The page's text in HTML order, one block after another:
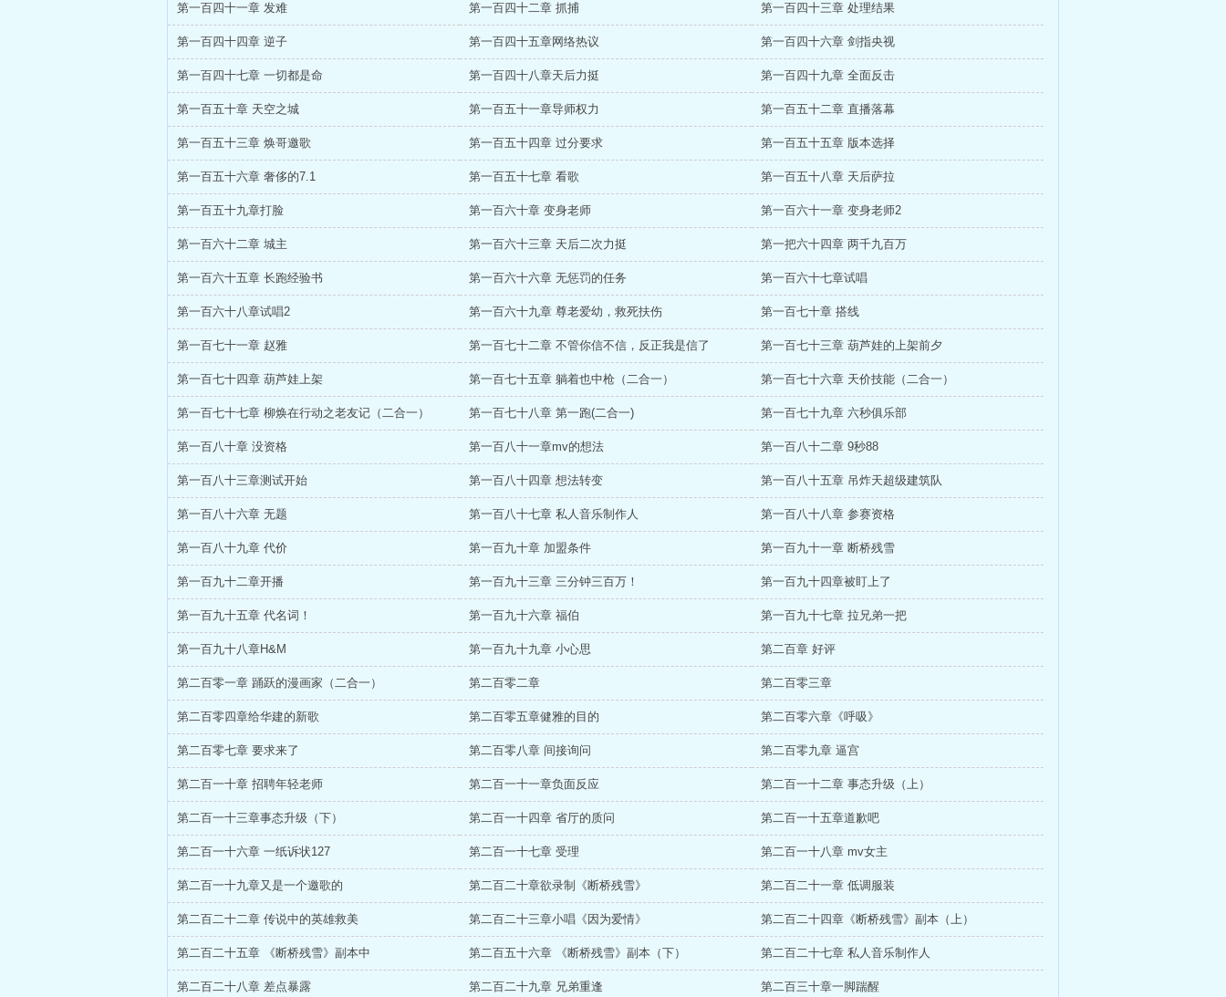
第一百四十一章 发难 第一百四十二章 抓捕 第一百四十三章 处理结果
第一百四十四章 逆子 第一百四十五章网络热议 第一百四十六章 剑指央视
第一百四十七章 一切都是命 第一百四十八章天后力挺 第一百四十九章 全面反击
第一百五十章 天空之城 第一百五十一章导师权力 第一百五十二章 直播落幕
第一百五十三章 焕哥邀歌 第一百五十四章 过分要求 第一百五十五章 版本选择
第一百五十六章 奢侈的7.1 第一百五十七章 看歌 第一百五十八章 天后萨拉
第一百五十九章打脸 第一百六十章 变身老师 第一百六十一章 变身老师2
第一百六十二章 城主 第一百六十三章 天后二次力挺 第一把六十四章 两千九百万
第一百六十五章 长跑经验书 第一百六十六章 无惩罚的任务 第一百六十七章试唱
第一百六十八章试唱2 第一百六十九章 尊老爱幼，救死扶伤 第一百七十章 搭线
第一百七十一章 赵雅 第一百七十二章 不管你信不信，反正我是信了 第一百七十三章 葫芦娃的上架前夕
第一百七十四章 葫芦娃上架 第一百七十五章 躺着也中枪（二合一） 第一百七十六章 天价技能（二合一）
第一百七十七章 柳焕在行动之老友记（二合一） 第一百七十八章 第一跑(二合一) 第一百七十九章 六秒俱乐部
第一百八十章 没资格 第一百八十一章mv的想法 第一百八十二章 9秒88
第一百八十三章测试开始 第一百八十四章 想法转变 第一百八十五章 吊炸天超级建筑队
第一百八十六章 无题 第一百八十七章 私人音乐制作人 第一百八十八章 参赛资格
第一百八十九章 代价 第一百九十章 加盟条件 第一百九十一章 断桥残雪
第一百九十二章开播 第一百九十三章 三分钟三百万！ 第一百九十四章被盯上了
第一百九十五章 代名词！ 第一百九十六章 福伯 第一百九十七章 拉兄弟一把
第一百九十八章H&M 第一百九十九章 小心思 第二百章 好评
第二百零一章 踊跃的漫画家（二合一） 第二百零二章 第二百零三章
第二百零四章给华建的新歌 第二百零五章健雅的目的 第二百零六章《呼吸》
第二百零七章 要求来了 第二百零八章 间接询问 第二百零九章 逼宫
第二百一十章 招聘年轻老师 第二百一十一章负面反应 第二百一十二章 事态升级（上）
第二百一十三章事态升级（下） 第二百一十四章 省厅的质问 第二百一十五章道歉吧
第二百一十六章 一纸诉状127 第二百一十七章 受理 第二百一十八章 mv女主
第二百一十九章又是一个邀歌的 第二百二十章欲录制《断桥残雪》 第二百二十一章 低调服装
第二百二十二章 传说中的英雄救美 第二百二十三章小唱《因为爱情》 第二百二十四章《断桥残雪》副本（上）
第二百二十五章 《断桥残雪》副本中 第二百五十六章 《断桥残雪》副本（下） 第二百二十七章 私人音乐制作人
第二百二十八章 差点暴露 第二百二十九章 兄弟重逢 第二百三十章一脚踹醒